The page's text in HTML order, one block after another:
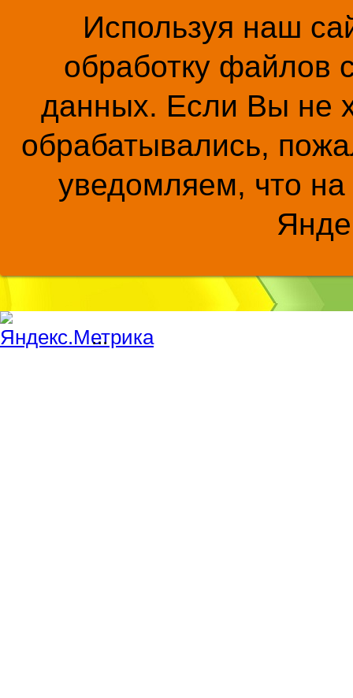
Используя наш
обработку файлов
данных. Если Вы не
обрабатывались,
уведомляем, что на
...